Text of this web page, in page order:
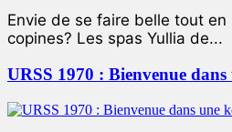
Envie de se faire belle tout
copines? Les spas Yullia de...
URSS 1970 : Bienvenue